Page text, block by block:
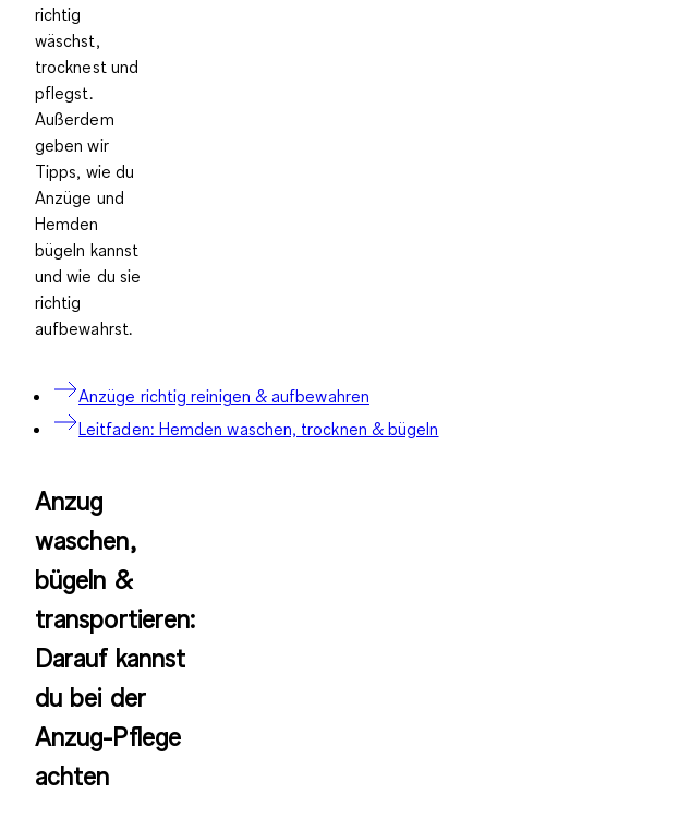
richtig
wäschst,
trocknest und
pflegst.
Außerdem
geben wir
Tipps, wie du
Anzüge und
Hemden
bügeln kannst
und wie du sie
richtig
aufbewahrst.
Anzüge richtig reinigen & aufbewahren
Leitfaden: Hemden waschen, trocknen & bügeln
Anzug
waschen,
bügeln &
transportieren:
Darauf kannst
du bei der
Anzug-Pflege
achten